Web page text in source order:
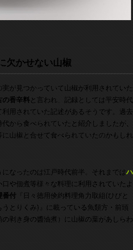
欠かせない山椒
が見つかっていて山椒が利用されていた
の香辛料と言われ、記録としては平安時代
用されていた記述があるそうです。過去
から食べられていたと紹介しましたが、
山椒と合せて食べられていたのかもしれ
なったのは江戸時代前半。それまではハ
や佃煮等様々な料理に利用されていたよ
番付『日々徳用倹約料理角力取組(ひびと
とりくみ)』に載っている魚類方・前頭
剥き身の醬油煮）に山椒の葉があしらわ